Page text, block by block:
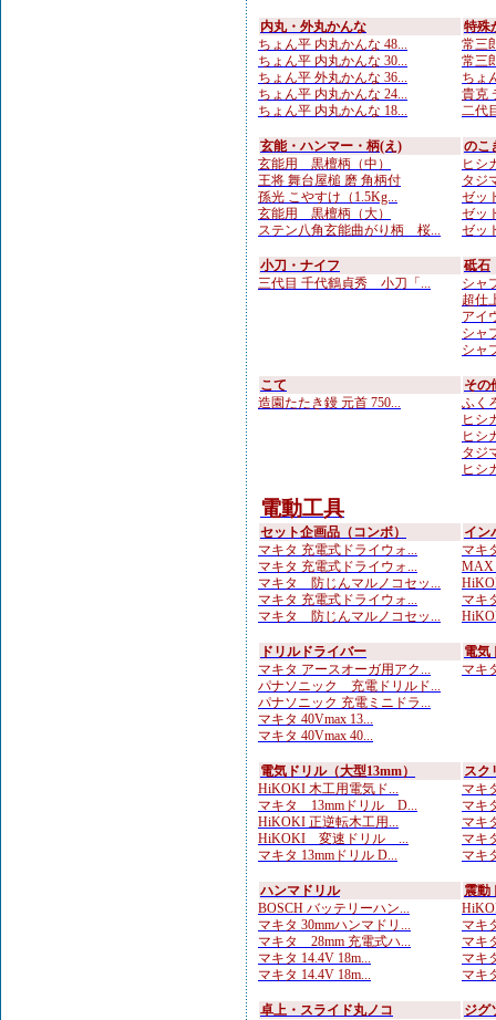
内丸・外丸かんな
ちょん平 内丸かんな 48...
ちょん平 内丸かんな 30...
ちょん平 外丸かんな 36...
ちょん平 内丸かんな 24...
ちょん平 内丸かんな 18...
特殊
常三
常三
ちょ
貴克
二代
玄能・ハンマー・柄(え)
玄能用 黒檀柄（中）
王将 舞台屋槌 磨 角柄付
孫光 こやすけ（1.5Kg...
玄能用 黒檀柄（大）
ステン八角玄能曲がり柄 桜...
のこ
ヒシ
タジ
ゼッ
ゼッ
ゼッ
小刀・ナイフ
三代目 千代鶴貞秀 小刀「...
砥石
シャ
超仕
アイ
シャ
シャ
こて
造園たたき鏝 元首 750...
その
ふく
ヒシ
ヒシ
タジ
ヒシ
電動工具
セット企画品（コンボ）
マキタ 充電式ドライウォ...
マキタ 充電式ドライウォ...
マキタ 防じんマルノコセッ...
マキタ 充電式ドライウォ...
マキタ 防じんマルノコセッ...
イン
マキ
MAX
マキ
ドリルドライバー
マキタ アースオーガ用アク...
パナソニック 充電ドリルド...
パナソニック 充電ミニドラ...
マキタ 40Vmax 13...
マキタ 40Vmax 40...
電気
マキ
電気ドリル（大型13mm）
HiKOKI 木工用電気ド...
マキタ 13mmドリル D...
HiKOKI 正逆転木工用...
HiKOKI 変速ドリル ...
マキタ 13mmドリル D...
スク
マキ
マキ
マキ
マキ
マキ
ハンマドリル
BOSCH バッテリーハン...
マキタ 30mmハンマドリ...
マキタ 28mm 充電式ハ...
マキタ 14.4V 18m...
マキタ 14.4V 18m...
震動
マキ
マキ
マキ
マキ
卓上・スライド丸ノコ
ジグ